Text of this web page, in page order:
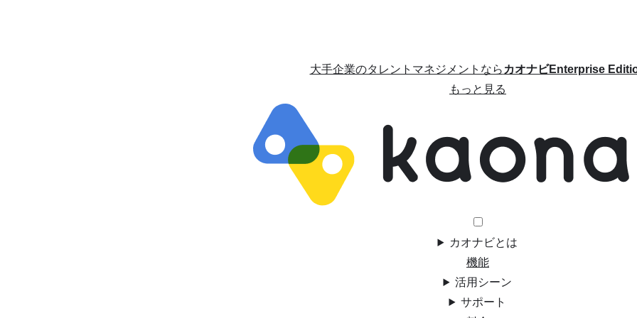
大手企業のタレントマネジメントならカオナビEnterprise
もっと見る
カオナビとは
機能
活用シーン
サポート